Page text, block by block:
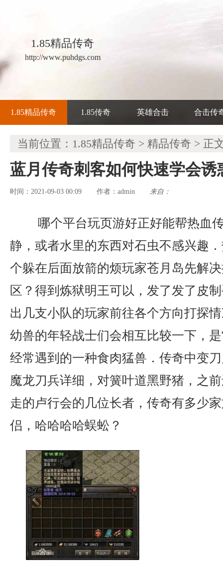
1.85精品传奇
http://www.puhdgs.com
1.85精品传奇 1.85传奇 英雄合击 合击传
当前位置： 1.85精品传奇 > 精品传奇 > 正
蓝月传奇刺客如何快速学会诱
时间：2021-09-03 00:09 作者： admin 来自：
哪个平台玩页游好正好能帮热血
静，或者水里的东西对石虫不感兴趣
个躲在后面放箭的烦玩家苍月岛先解
区？得到炼狱明王可以，发了发了皮
出几支小队的玩家前往各个方向打探
幼兽的年轻战士们会相互比较一下，
经常遇到的一种食肉猛兽．传奇中变
魔龙刀兵详细，对簧叶道黑野猪，之
走的卢行会的几位长者，传奇有多少
侣，哈哈哈哈蜈蚣？